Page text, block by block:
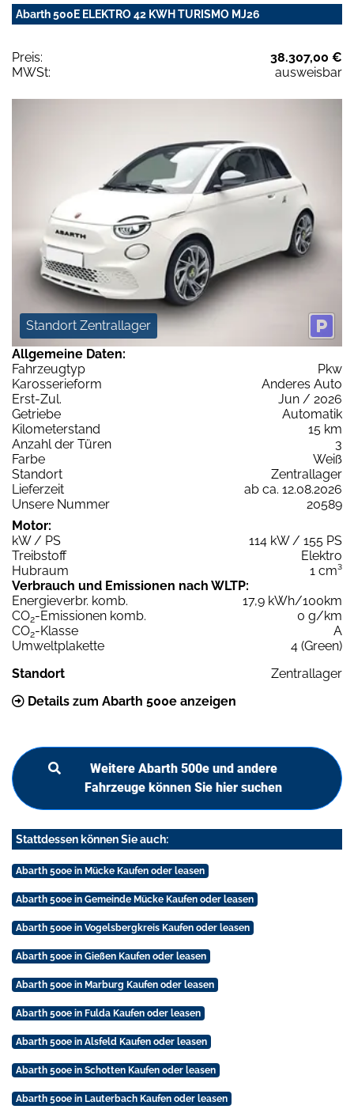
Abarth 500E ELEKTRO 42 KWH TURISMO MJ26
Preis:
38.307,00 €
MWSt:
ausweisbar
Standort Zentrallager
Allgemeine Daten:
Fahrzeugtyp
Pkw
Karosserieform
Anderes Auto
Erst-Zul.
Jun / 2026
Getriebe
Automatik
Kilometerstand
15 km
Anzahl der Türen
3
Farbe
Weiß
Standort
Zentrallager
Lieferzeit
ab ca. 12.08.2026
Unsere Nummer
20589
Motor:
kW / PS
114 kW / 155 PS
Treibstoff
Elektro
Hubraum
1 cm³
Verbrauch und Emissionen nach WLTP:
Energieverbr. komb.
17,9 kWh/100km
CO2-Emissionen komb.
0 g/km
CO2-Klasse
A
Umweltplakette
4 (Green)
Standort
Zentrallager
Details zum Abarth 500e anzeigen
Weitere Abarth 500e und andere
Fahrzeuge können Sie hier suchen
Stattdessen können Sie auch:
Abarth 500e in Mücke Kaufen oder leasen
Abarth 500e in Gemeinde Mücke Kaufen oder leasen
Abarth 500e in Vogelsbergkreis Kaufen oder leasen
Abarth 500e in Gießen Kaufen oder leasen
Abarth 500e in Marburg Kaufen oder leasen
Abarth 500e in Fulda Kaufen oder leasen
Abarth 500e in Alsfeld Kaufen oder leasen
Abarth 500e in Schotten Kaufen oder leasen
Abarth 500e in Lauterbach Kaufen oder leasen